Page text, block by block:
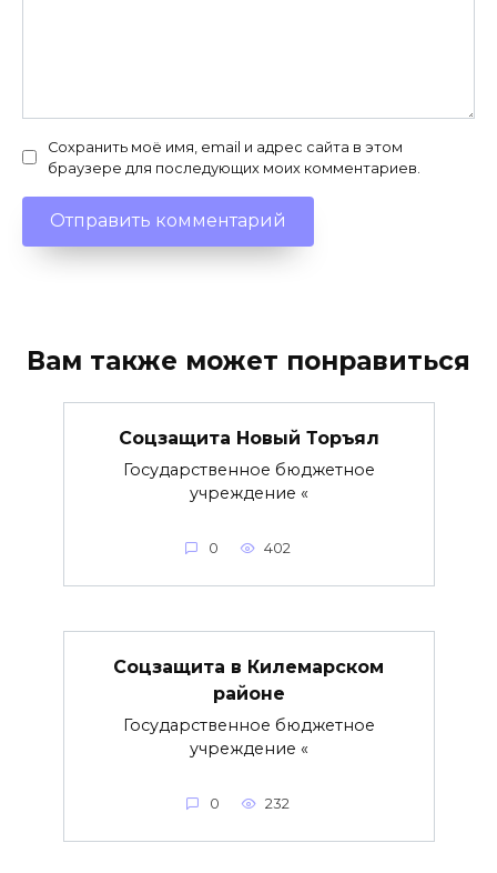
Сохранить моё имя, email и адрес сайта в этом
браузере для последующих моих комментариев.
Вам также может понравиться
Соцзащита Новый Торъял
Государственное бюджетное
учреждение «
0 402
Соцзащита в Килемарском
районе
Государственное бюджетное
учреждение «
0 232